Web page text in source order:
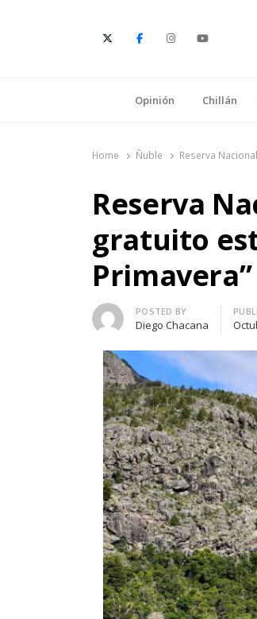
Opinión Chillán
Home Ñuble Reserva
Reserva
gratuito
Primavera”
Author
POSTED BY
Diego Chacana